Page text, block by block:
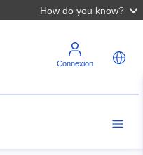
How do you know?
Connexion